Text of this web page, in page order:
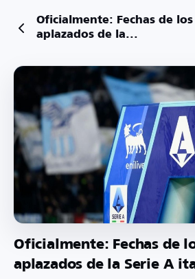
Oficialmente: Fechas de
aplazados de la...
Oficialmente: Fechas de
aplazados de la Serie A